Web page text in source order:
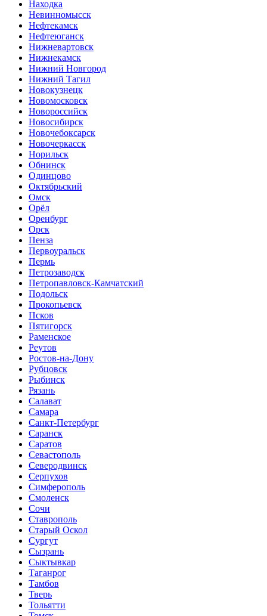
Находка
Невинномысск
Нефтекамск
Нефтеюганск
Нижневартовск
Нижнекамск
Нижний Новгород
Нижний Тагил
Новокузнецк
Новомосковск
Новороссийск
Новосибирск
Новочебоксарск
Новочеркасск
Норильск
Обнинск
Одинцово
Октябрьский
Омск
Орёл
Оренбург
Орск
Пенза
Первоуральск
Пермь
Петрозаводск
Петропавловск-Камчатский
Подольск
Прокопьевск
Псков
Пятигорск
Раменское
Реутов
Ростов-на-Дону
Рубцовск
Рыбинск
Рязань
Салават
Самара
Санкт-Петербург
Саранск
Саратов
Севастополь
Северодвинск
Серпухов
Симферополь
Смоленск
Сочи
Ставрополь
Старый Оскол
Сургут
Сызрань
Сыктывкар
Таганрог
Тамбов
Тверь
Тольятти